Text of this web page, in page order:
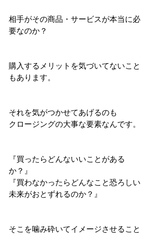
相手がその商品・サービスが本当に必
要なのか？
購入するメリットを気づいてないこと
もあります。
それを気がつかせてあげるのも
クロージングの大事な要素なんです。
『買ったらどんないいことがある
か？』
『買わなかったらどんなこと恐ろしい
未来がおとずれるのか？』
そこを噛み砕いてイメージさせること